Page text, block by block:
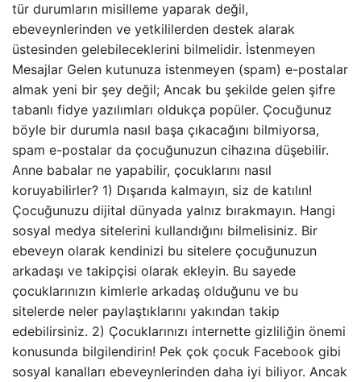
tür durumların misilleme yaparak değil,
ebeveynlerinden ve yetkililerden destek alarak
üstesinden gelebileceklerini bilmelidir. İstenmeyen
Mesajlar Gelen kutunuza istenmeyen (spam) e-postalar
almak yeni bir şey değil; Ancak bu şekilde gelen şifre
tabanlı fidye yazılımları oldukça popüler. Çocuğunuz
böyle bir durumla nasıl başa çıkacağını bilmiyorsa,
spam e-postalar da çocuğunuzun cihazına düşebilir.
Anne babalar ne yapabilir, çocuklarını nasıl
koruyabilirler? 1) Dışarıda kalmayın, siz de katılın!
Çocuğunuzu dijital dünyada yalnız bırakmayın. Hangi
sosyal medya sitelerini kullandığını bilmelisiniz. Bir
ebeveyn olarak kendinizi bu sitelere çocuğunuzun
arkadaşı ve takipçisi olarak ekleyin. Bu sayede
çocuklarınızın kimlerle arkadaş olduğunu ve bu
sitelerde neler paylaştıklarını yakından takip
edebilirsiniz. 2) Çocuklarınızı internette gizliliğin önemi
konusunda bilgilendirin! Pek çok çocuk Facebook gibi
sosyal kanalları ebeveynlerinden daha iyi biliyor. Ancak